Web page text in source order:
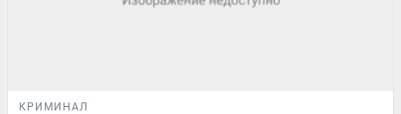
КРИМИНАЛ